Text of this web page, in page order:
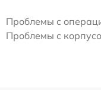
Проблемы с
Проблемы с